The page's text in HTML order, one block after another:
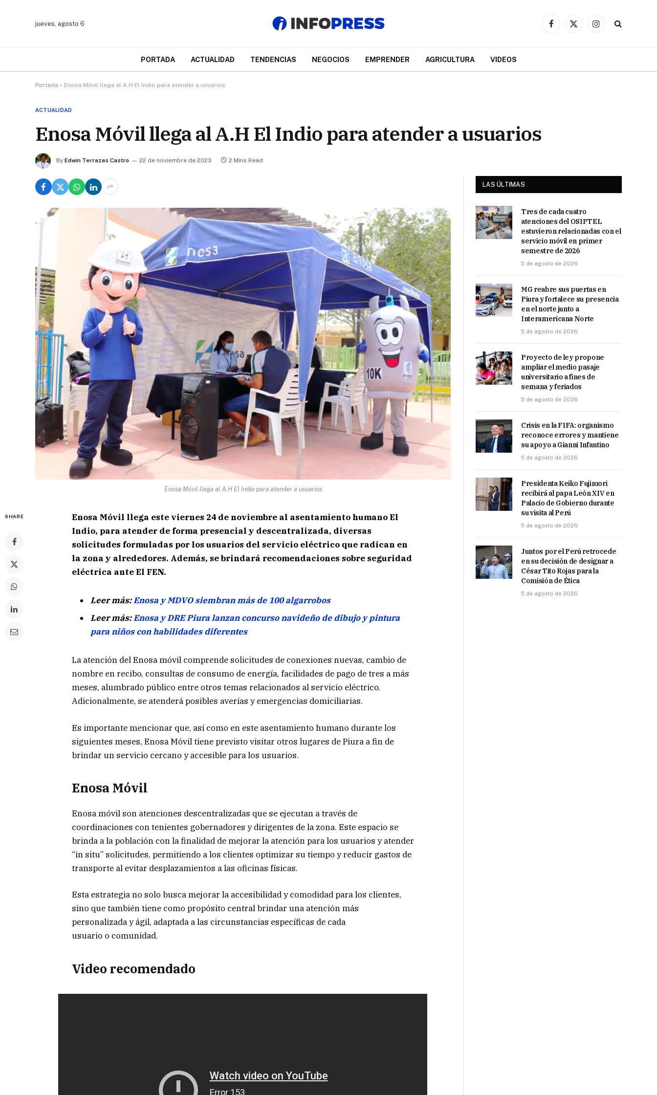
jueves, agosto 6
Facebook
X
Instagram
PORTADA ACTUALIDAD TENDENCIAS NEGOCIOS EMPRENDER AGRICULTURA VIDEOS
Portada » Enosa Móvil llega al A.H El Indio para atender a usuarios
ACTUALIDAD
Enosa Móvil llega al A.H El Indio para atender a usuarios
By Edwin Terrazas Castro 22 de noviembre de 2023 2 Mins Read
Enosa Móvil llega al A.H El Indio para atender a usuarios
SHARE
Enosa Móvil llega este viernes 24 de noviembre al asentamiento humano El
Indio, para atender de forma presencial y descentralizada, diversas
solicitudes formuladas por los usuarios del servicio eléctrico que radican en
la zona y alrededores. Además, se brindará recomendaciones sobre seguridad
eléctrica ante El FEN.
Leer más:Enosa y MDVO siembran más de 100 algarrobos
Leer más:Enosa y DRE Piura lanzan concurso navideño de dibujo y pintura
para niños con habilidades diferentes
La atención del Enosa móvil comprende solicitudes de conexiones nuevas, cambio de
nombre en recibo, consultas de consumo de energía, facilidades de pago de tres a más
meses, alumbrado público entre otros temas relacionados al servicio eléctrico.
Adicionalmente, se atenderá posibles averías y emergencias domiciliarias.
Es importante mencionar que, así como en este asentamiento humano durante los
siguientes meses, Enosa Móvil tiene previsto visitar otros lugares de Piura a fin de
brindar un servicio cercano y accesible para los usuarios.
Enosa Móvil
Enosa móvil son atenciones descentralizadas que se ejecutan a través de
coordinaciones con tenientes gobernadores y dirigentes de la zona. Este espacio se
brinda a la población con la finalidad de mejorar la atención para los usuarios y atender
“in situ” solicitudes, permitiendo a los clientes optimizar su tiempo y reducir gastos de
transporte al evitar desplazamientos a las oficinas físicas.
Esta estrategia no solo busca mejorar la accesibilidad y comodidad para los clientes,
sino que también tiene como propósito central brindar una atención más
personalizada y ágil, adaptada a las circunstancias específicas de cada
usuario o comunidad.
Video recomendado
LAS ÚLTIMAS
Tres de cada cuatro
atenciones del OSIPTEL
estuvieron relacionadas con el
servicio móvil en primer
semestre de 2026
5 de agosto de 2026
MG reabre sus puertas en
Piura y fortalece su presencia
en el norte junto a
Interamericana Norte
5 de agosto de 2026
Proyecto de ley propone
ampliar el medio pasaje
universitario a fines de
semana y feriados
5 de agosto de 2026
Crisis en la FIFA: organismo
reconoce errores y mantiene
su apoyo a Gianni Infantino
5 de agosto de 2026
Presidenta Keiko Fujimori
recibirá al papa León XIV en
Palacio de Gobierno durante
su visita al Perú
5 de agosto de 2026
Juntos por el Perú retrocede
en su decisión de designar a
César Tito Rojas para la
Comisión de Ética
5 de agosto de 2026